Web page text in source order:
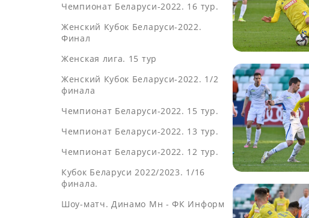
Чемпионат Беларуси-2022. 16 тур.
Женский Кубок Беларуси-2022.
Финал
Женская лига. 15 тур
Женский Кубок Беларуси-2022. 1/2
финала
Чемпионат Беларуси-2022. 15 тур.
Чемпионат Беларуси-2022. 13 тур.
Чемпионат Беларуси-2022. 12 тур.
Кубок Беларуси 2022/2023. 1/16
финала.
Шоу-матч. Динамо Мн - ФК Информ